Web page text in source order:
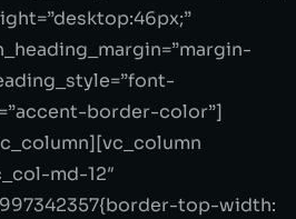
border-color”]
md-12″
top-width: